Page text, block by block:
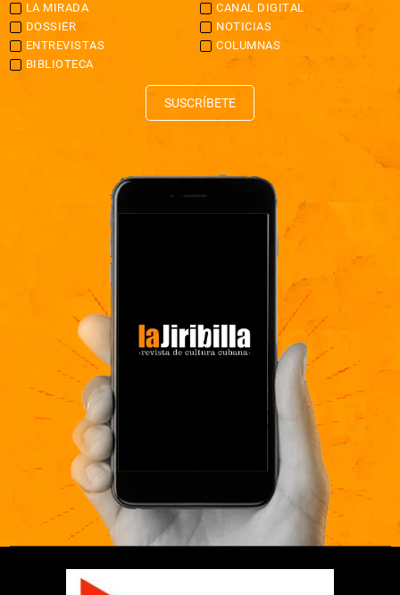
LA MIRADA
CANAL DIGITAL
DOSSIER
NOTICIAS
ENTREVISTAS
COLUMNAS
BIBLIOTECA
SUSCRÍBETE